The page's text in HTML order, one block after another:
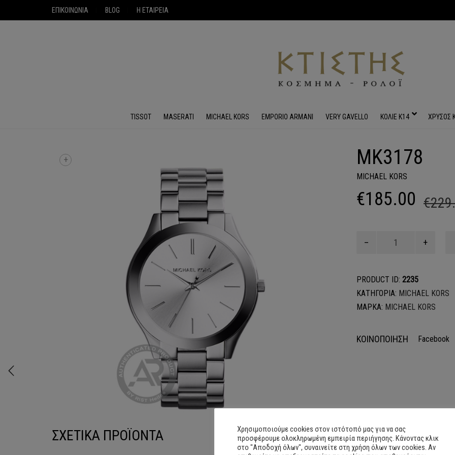
ΕΠΙΚΟΙΝΩΝΙΑ BLOG Η ΕΤΑΙΡΕΙΑ
TISSOT MASERATI MICHAEL KORS EMPORIO ARMANI VERY GAVELLO ΚΟΛΙΕ Κ14 ΧΡΥΣΟΣ
+ MK3178
MICHAEL KORS
€
€185.00
PRODUCT ID: 2235
ΚΑΤΗΓΟΡΙΑ: MICHAEL KORS
ΜΑΡΚΑ: MICHAEL KORS
ΚΟΙΝΟΠΟΙΗΣΗ Facebook
ΣΧΕΤΙΚΑ ΠΡΟΪΟΝΤΑ
Χρησιμοποιούμε cookies στον ιστότοπό μας για να σας
προσφέρουμε ολοκληρωμένη εμπειρία περιήγησης. Κάνοντας κλικ
στο "Αποδοχή όλων", συναινείτε στη χρήση όλων των cookies. Αν